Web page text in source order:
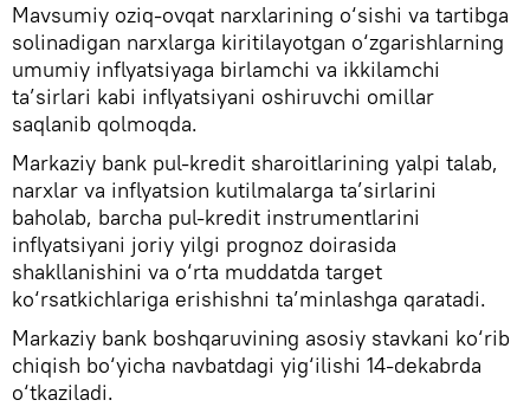
Mavsumiy oziq-ovqat narxlarining o‘sishi va tartibga
solinadigan narxlarga kiritilayotgan o‘zgarishlarning
umumiy inflyatsiyaga birlamchi va ikkilamchi
ta’sirlari kabi inflyatsiyani oshiruvchi omillar
saqlanib qolmoqda.
Markaziy bank pul-kredit sharoitlarining yalpi talab,
narxlar va inflyatsion kutilmalarga ta’sirlarini
baholab, barcha pul-kredit instrumentlarini
inflyatsiyani joriy yilgi prognoz doirasida
shakllanishini va o‘rta muddatda target
ko‘rsatkichlariga erishishni ta’minlashga qaratadi.
Markaziy bank boshqaruvining asosiy stavkani ko‘rib
chiqish bo‘yicha navbatdagi yig‘ilishi 14-dekabrda
o‘tkaziladi.